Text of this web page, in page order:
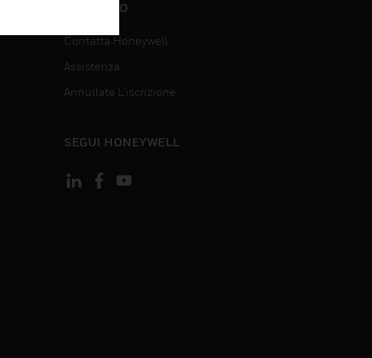
CONTATTO
Contatta Honeywell
Assistenza
Annullate L’iscrizione
SEGUI HONEYWELL